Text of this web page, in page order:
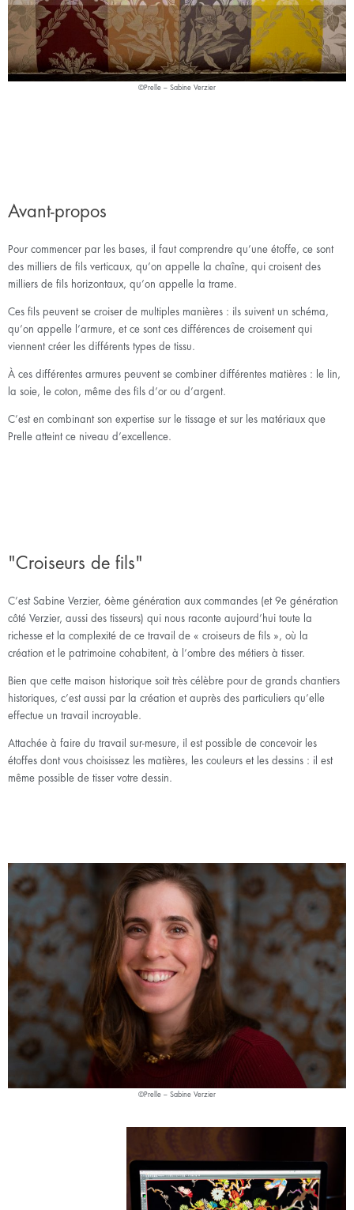
©Prelle – Sabine Verzier
Avant-propos
Pour commencer par les bases, il faut comprendre qu’une étoffe, ce sont
des milliers de fils verticaux, qu’on appelle la chaîne, qui croisent des
milliers de fils horizontaux, qu’on appelle la trame.
Ces fils peuvent se croiser de multiples manières : ils suivent un schéma,
qu’on appelle l’armure, et ce sont ces différences de croisement qui
viennent créer les différents types de tissu.
À ces différentes armures peuvent se combiner différentes matières : le lin,
la soie, le coton, même des fils d’or ou d’argent.
C’est en combinant son expertise sur le tissage et sur les matériaux que
Prelle atteint ce niveau d’excellence.
"Croiseurs de fils"
C’est Sabine Verzier, 6ème génération aux commandes (et 9e génération
côté Verzier, aussi des tisseurs) qui nous raconte aujourd’hui toute la
richesse et la complexité de ce travail de « croiseurs de fils », où la
création et le patrimoine cohabitent, à l’ombre des métiers à tisser.
Bien que cette maison historique soit très célèbre pour de grands chantiers
historiques, c’est aussi par la création et auprès des particuliers qu’elle
effectue un travail incroyable.
Attachée à faire du travail sur-mesure, il est possible de concevoir les
étoffes dont vous choisissez les matières, les couleurs et les dessins : il est
même possible de tisser votre dessin.
©Prelle – Sabine Verzier